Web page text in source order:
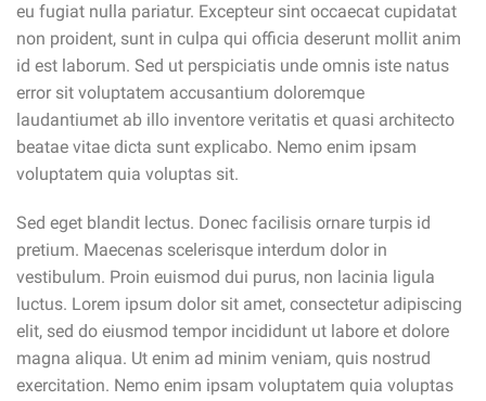
eu fugiat nulla pariatur. Excepteur sint occaecat cupidatat
non proident, sunt in culpa qui officia deserunt mollit anim
id est laborum. Sed ut perspiciatis unde omnis iste natus
error sit voluptatem accusantium doloremque
laudantiumet ab illo inventore veritatis et quasi architecto
beatae vitae dicta sunt explicabo. Nemo enim ipsam
voluptatem quia voluptas sit.
Sed eget blandit lectus. Donec facilisis ornare turpis id
pretium. Maecenas scelerisque interdum dolor in
vestibulum. Proin euismod dui purus, non lacinia ligula
luctus. Lorem ipsum dolor sit amet, consectetur adipiscing
elit, sed do eiusmod tempor incididunt ut labore et dolore
magna aliqua. Ut enim ad minim veniam, quis nostrud
exercitation. Nemo enim ipsam voluptatem quia voluptas